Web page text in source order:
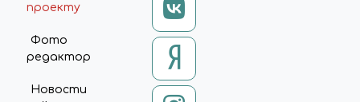
проекту
Фото
редактор
Новости